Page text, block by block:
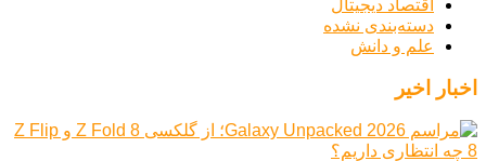
اقتصاد دیجیتال
دسته‌بندی نشده
علم و دانش
اخبار اخیر